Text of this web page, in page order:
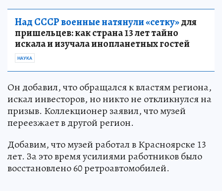
Над СССР военные натянули «сетку»для
пришельцев: как страна 13 лет тайно
искала и изучала инопланетных гостей
НАУКА
Он добавил, что обращался к властям региона,
искал инвесторов, но никто не откликнулся на
призыв. Коллекционер заявил, что музей
переезжает в другой регион.
Добавим, что музей работал в Красноярске 13
лет. За это время усилиями работников было
восстановлено 60 ретроавтомобилей.